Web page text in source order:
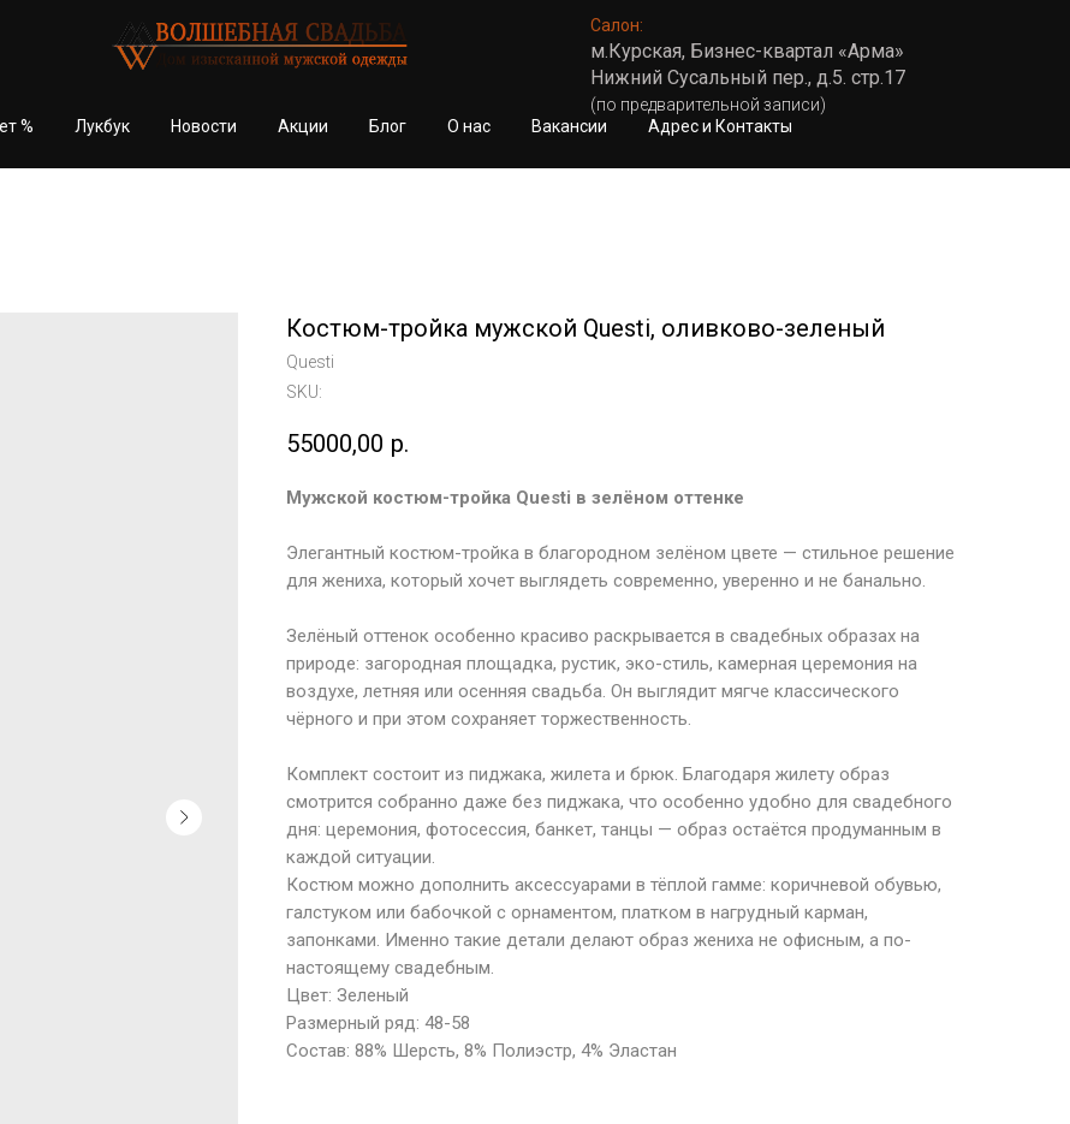
Салон:
м.Курская, Бизнес-квартал «Арма»
Нижний Сусальный пер., д.5. стр.17
(по предварительной записи)
% Лукбук Новости Акции Блог О нас Вакансии Адрес и Контакты
Костюм-тройка мужской Questi, оливково-зеленый
Questi
SKU:
55000,00 р.
Мужской костюм-тройка Questi в зелёном оттенке
Элегантный костюм-тройка в благородном зелёном цвете — стильное решение
для жениха, который хочет выглядеть современно, уверенно и не банально.
Зелёный оттенок особенно красиво раскрывается в свадебных образах на
природе: загородная площадка, рустик, эко-стиль, камерная церемония на
воздухе, летняя или осенняя свадьба. Он выглядит мягче классического
чёрного и при этом сохраняет торжественность.
Комплект состоит из пиджака, жилета и брюк. Благодаря жилету образ
смотрится собранно даже без пиджака, что особенно удобно для свадебного
дня: церемония, фотосессия, банкет, танцы — образ остаётся продуманным в
каждой ситуации.
Костюм можно дополнить аксессуарами в тёплой гамме: коричневой обувью,
галстуком или бабочкой с орнаментом, платком в нагрудный карман,
запонками. Именно такие детали делают образ жениха не офисным, а по-
настоящему свадебным.
Цвет: Зеленый
Размерный ряд: 48-58
Состав: 88% Шерсть, 8% Полиэстр, 4% Эластан